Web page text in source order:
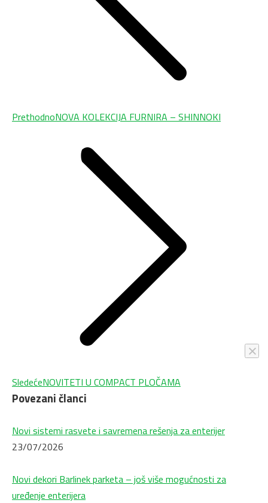
PrethodnoPrevious
NOVA KOLEKCIJA FURNIRA – SHINNOKI
SledećeNext
post:
NOVITETI U COMPACT PLOČAMA
Povezani članci
Novi sistemi rasvete i savremena rešenja za enterijer
23/07/2026
Novi dekori Barlinek parketa – još više mogućnosti za
uređenje enterijera